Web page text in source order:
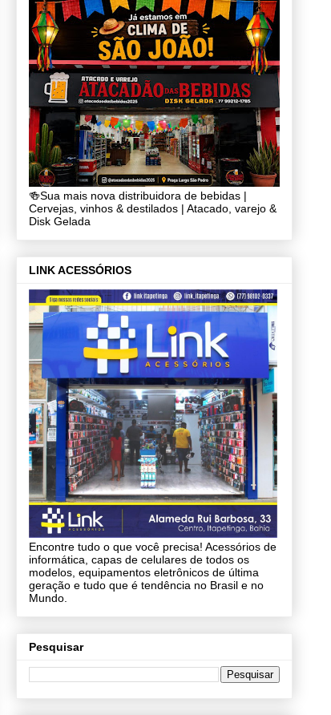
🍻Sua mais nova distribuidora de bebidas |
Cervejas, vinhos & destilados | Atacado, varejo &
Disk Gelada
LINK ACESSÓRIOS
Encontre tudo o que você precisa! Acessórios de
informática, capas de celulares de todos os
modelos, equipamentos eletrônicos de última
geração e tudo que é tendência no Brasil e no
Mundo.
Pesquisar